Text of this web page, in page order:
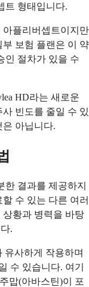
트 형태입니다.
아플리버셉트이지만
부 보험 플랜은 이 약
인 절차가 있을 수
HD라는 새로운
빈도를 줄일 수 있
아닙니다.
결과를 제공하지
수 있는 다른 여러
황과 병력을 바탕
.
유사하게 작용하며
수 있습니다. 여기
맙(아바스틴)이 포